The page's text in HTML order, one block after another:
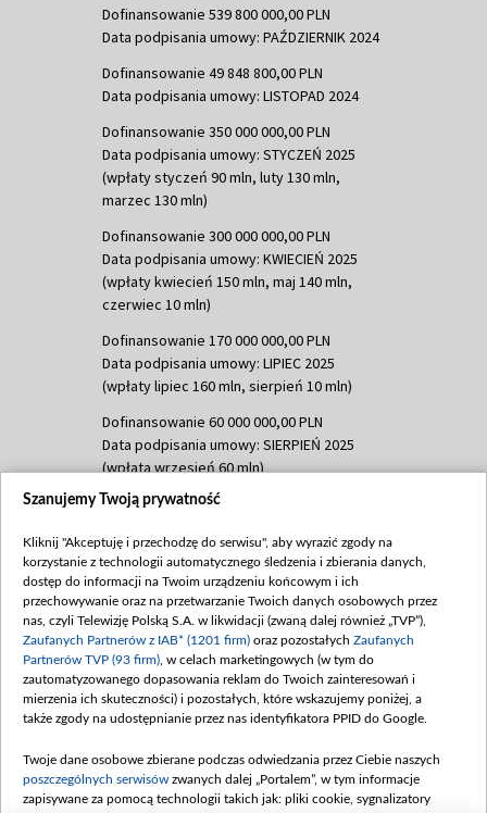
Dofinansowanie 539 800 000,00 PLN
Data podpisania umowy: PAŹDZIERNIK 2024
Dofinansowanie 49 848 800,00 PLN
Data podpisania umowy: LISTOPAD 2024
Dofinansowanie 350 000 000,00 PLN
Data podpisania umowy: STYCZEŃ 2025
(wpłaty styczeń 90 mln, luty 130 mln,
marzec 130 mln)
Dofinansowanie 300 000 000,00 PLN
Data podpisania umowy: KWIECIEŃ 2025
(wpłaty kwiecień 150 mln, maj 140 mln,
czerwiec 10 mln)
Dofinansowanie 170 000 000,00 PLN
Data podpisania umowy: LIPIEC 2025
(wpłaty lipiec 160 mln, sierpień 10 mln)
Dofinansowanie 60 000 000,00 PLN
Data podpisania umowy: SIERPIEŃ 2025
(wpłata wrzesień 60 mln)
Dofinansowanie 635 783 051,21 PLN
(wpłata wrzesień 100 mln, październik 350
mln, listopad 265 mln)
Dofinansowanie 48 862 000,00 PLN
Data podpisania umowy: GRUDZIEŃ 2025
(wpłata grudzień 60,548 mln)
Dofinansowanie 900 000 000,00 PLN
Data podpisania umowy: LUTY 2026 (wpłata
kwiecień 180 mln, 7 maja 180 mln, 8
czerwca 90 mln)
Szanujemy Twoją prywatność
Kliknij "Akceptuję i przechodzę do serwisu", aby wyrazić zgody na
korzystanie z technologii automatycznego śledzenia i zbierania danych,
dostęp do informacji na Twoim urządzeniu końcowym i ich
przechowywanie oraz na przetwarzanie Twoich danych osobowych przez
nas, czyli Telewizję Polską S.A. w likwidacji (zwaną dalej również „TVP”),
Zaufanych Partnerów z IAB* (1201 firm) oraz pozostałych Zaufanych
Partnerów TVP (93 firm) , w celach marketingowych (w tym do
zautomatyzowanego dopasowania reklam do Twoich zainteresowań i
mierzenia ich skuteczności) i pozostałych, które wskazujemy poniżej, a
także zgody na udostępnianie przez nas identyfikatora PPID do Google.
Twoje dane osobowe zbierane podczas odwiedzania przez Ciebie naszych
poszczególnych serwisów zwanych dalej „Portalem”, w tym informacje
zapisywane za pomocą technologii takich jak: pliki cookie, sygnalizatory